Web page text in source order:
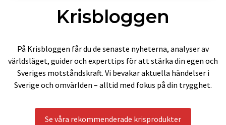
Krisbloggen
På Krisbloggen får du de senaste nyheterna, analyser av
världsläget, guider och experttips för att stärka din egen och
Sveriges motståndskraft. Vi bevakar aktuella händelser i
Sverige och omvärlden – alltid med fokus på din trygghet.
Se våra rekommenderade krisprodukter